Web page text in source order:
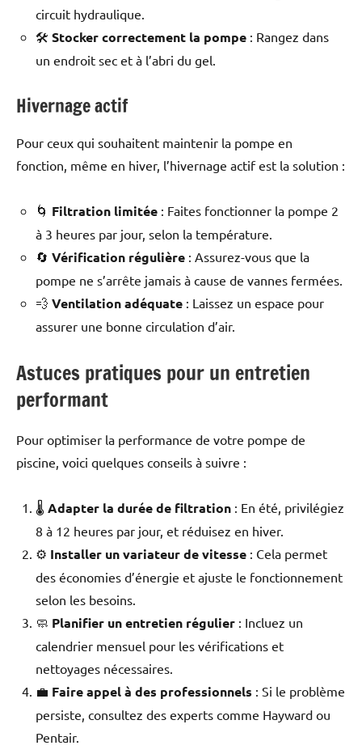
circuit hydraulique.
🛠️ Stocker correctement la pompe : Rangez dans
un endroit sec et à l’abri du gel.
Hivernage actif
Pour ceux qui souhaitent maintenir la pompe en
fonction, même en hiver, l’hivernage actif est la solution :
🌀 Filtration limitée : Faites fonctionner la pompe 2
à 3 heures par jour, selon la température.
🔄 Vérification régulière : Assurez-vous que la
pompe ne s’arrête jamais à cause de vannes fermées.
💨 Ventilation adéquate : Laissez un espace pour
assurer une bonne circulation d’air.
Astuces pratiques pour un entretien
performant
Pour optimiser la performance de votre pompe de
piscine, voici quelques conseils à suivre :
🌡️ Adapter la durée de filtration : En été, privilégiez
8 à 12 heures par jour, et réduisez en hiver.
⚙️ Installer un variateur de vitesse : Cela permet
des économies d’énergie et ajuste le fonctionnement
selon les besoins.
🧼 Planifier un entretien régulier : Incluez un
calendrier mensuel pour les vérifications et
nettoyages nécessaires.
💼 Faire appel à des professionnels : Si le problème
persiste, consultez des experts comme Hayward ou
Pentair.